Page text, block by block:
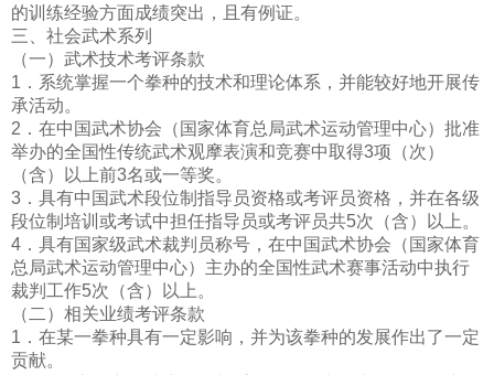
的训练经验方面成绩突出，且有例证。
三、社会武术系列
（一）武术技术考评条款
1．系统掌握一个拳种的技术和理论体系，并能较好地开展传
承活动。
2．在中国武术协会（国家体育总局武术运动管理中心）批准
举办的全国性传统武术观摩表演和竞赛中取得3项（次）
（含）以上前3名或一等奖。
3．具有中国武术段位制指导员资格或考评员资格，并在各级
段位制培训或考试中担任指导员或考评员共5次（含）以上。
4．具有国家级武术裁判员称号，在中国武术协会（国家体育
总局武术运动管理中心）主办的全国性武术赛事活动中执行
裁判工作5次（含）以上。
（二）相关业绩考评条款
1．在某一拳种具有一定影响，并为该拳种的发展作出了一定
贡献。